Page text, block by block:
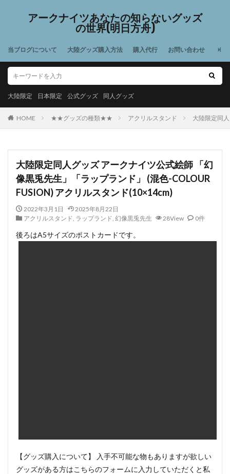
アークナイツあなたの知らないグッズ
の世界(明日方舟)
当ブログについて 大陸グッズ購入方法 購入代行 お問い合わせ
大陸限定 日本限定 公式グッズ 同人グッズ
HOME ★★グッズの種類★★ アクリルスタンド 大陸限定同
大陸限定同人グッズ アークナイツ公式絵師 「幻
像黒兎先生」「ラップランド」 (混色-COLOUR
FUSION) アクリルスタンド(10×14cm)
2022年3月1日
2025年8月22日
アクリルスタンド, ラップランド, 幻像黒兎先生 28View 0件
後ろはA5サイズのポストカードです。
【グッズ購入について】 入手不可能な物もありますが欲しい
グッズがある方はこちらのフォームに入力していただくと私